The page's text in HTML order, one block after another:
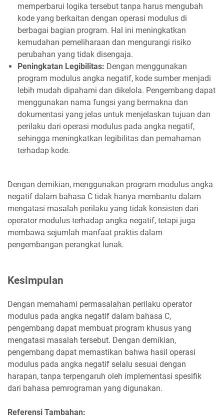
memperbarui logika tersebut tanpa harus mengubah
kode yang berkaitan dengan operasi modulus di
berbagai bagian program. Hal ini meningkatkan
kemudahan pemeliharaan dan mengurangi risiko
perubahan yang tidak disengaja.
Peningkatan Legibilitas: Dengan menggunakan
program modulus angka negatif, kode sumber menjadi
lebih mudah dipahami dan dikelola. Pengembang dapat
menggunakan nama fungsi yang bermakna dan
dokumentasi yang jelas untuk menjelaskan tujuan dan
perilaku dari operasi modulus pada angka negatif,
sehingga meningkatkan legibilitas dan pemahaman
terhadap kode.
Dengan demikian, menggunakan program modulus angka
negatif dalam bahasa C tidak hanya membantu dalam
mengatasi masalah perilaku yang tidak konsisten dari
operator modulus terhadap angka negatif, tetapi juga
membawa sejumlah manfaat praktis dalam
pengembangan perangkat lunak.
Kesimpulan
Dengan memahami permasalahan perilaku operator
modulus pada angka negatif dalam bahasa C,
pengembang dapat membuat program khusus yang
mengatasi masalah tersebut. Dengan demikian,
pengembang dapat memastikan bahwa hasil operasi
modulus pada angka negatif selalu sesuai dengan
harapan, tanpa terpengaruh oleh implementasi spesifik
dari bahasa pemrograman yang digunakan.
Referensi Tambahan: